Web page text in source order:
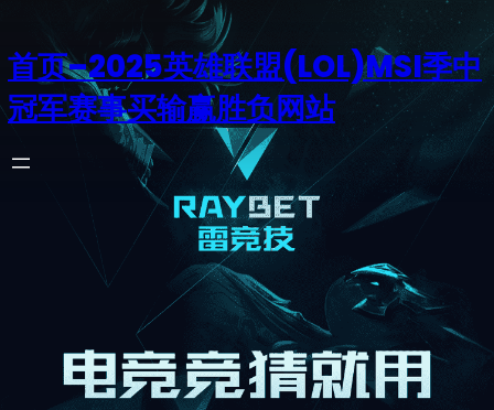
首页–2025英雄联盟(LOL)MSI季中
冠军赛事买输赢胜负网站